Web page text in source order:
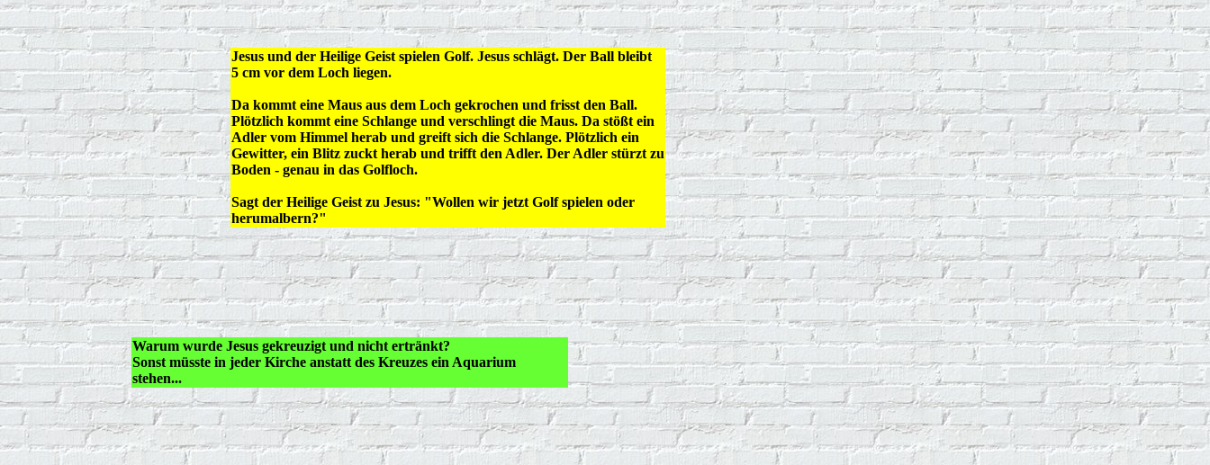
Jesus und der Heilige Geist spielen Golf. Jesus schlägt. Der Ball bleibt
5 cm vor dem Loch liegen.
Da kommt eine Maus aus dem Loch gekrochen und frisst den Ball.
Plötzlich kommt eine Schlange und verschlingt die Maus. Da stößt ein
Adler vom Himmel herab und greift sich die Schlange. Plötzlich ein
Gewitter, ein Blitz zuckt herab und trifft den Adler. Der Adler stürzt zu
Boden - genau in das Golfloch.
Sagt der Heilige Geist zu Jesus: "Wollen wir jetzt Golf spielen oder
herumalbern?"
Warum wurde Jesus gekreuzigt und nicht ertränkt?
Sonst müsste in jeder Kirche anstatt des Kreuzes ein Aquarium
stehen...